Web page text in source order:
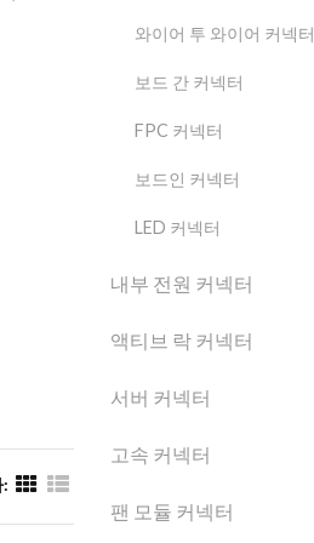
와이어 투 와이어 커넥터
보드 간 커넥터
FPC 커넥터
보드인 커넥터
LED 커넥터
내부 전원 커넥터
액티브 락 커넥터
서버 커넥터
고속 커넥터
팬 모듈 커넥터